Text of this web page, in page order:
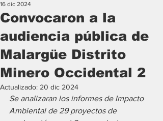
Convocaron a la
audiencia pública de
Malargüe Distrito
Minero Occidental 2
16 dic 2024
Actualizado: 20 dic 2024
Se analizaran los informes de Impacto
Ambiental de 29 proyectos de